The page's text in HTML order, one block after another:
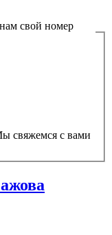
свой номер
свяжемся с вами